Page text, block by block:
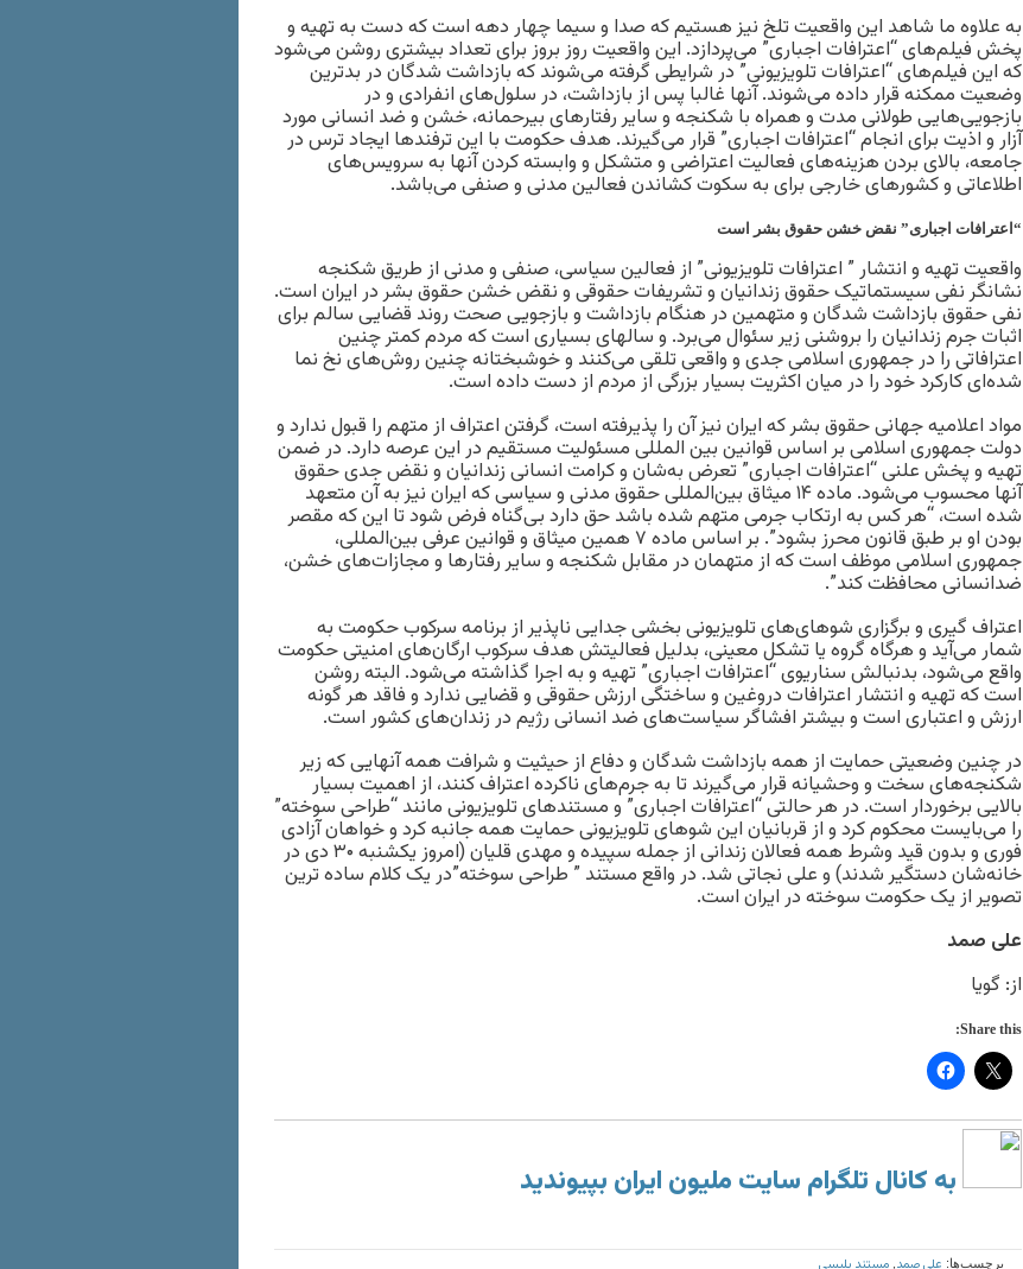
به علاوه ما شاهد این واقعیت تلخ نیز هستیم که صدا و سیما چهار دهه است که دست به تهیه و
پخش فیلم‌های “اعترافات اجباری” می‌پردازد. این واقعیت روز بروز برای تعداد بیشتری روشن می‌شود
که این فیلم‌های “اعترافات تلویزیونی” در شرایطی گرفته می‌شوند که بازداشت شدگان در بدترین
وضعیت ممکنه قرار داده می‌شوند. آنها غالبا پس از بازداشت، در سلول‌های انفرادی و در
بازجویی‌هایی طولانی مدت و همراه با شکنجه و سایر رفتارهای بیرحمانه، خشن و ضد انسانی مورد
آزار و اذیت برای انجام “اعترافات اجباری” قرار می‌گیرند. هدف حکومت با این ترفندها ایجاد ترس در
جامعه، بالای بردن هزینه‌های فعالیت اعتراضی و متشکل و وابسته کردن آنها به سرویس‌های
اطلاعاتی و کشورهای خارجی برای به سکوت کشاندن فعالین مدنی و صنفی می‌باشد.
“اعترافات اجباری” نقض خشن حقوق بشر است
واقعیت تهیه و انتشار ” اعترافات تلویزیونی” از فعالین سیاسی، صنفی و مدنی از طریق شکنجه
نشانگر نفی سیستماتیک حقوق زندانیان و تشریفات حقوقی و نقض خشن حقوق بشر در ایران است.
نفی حقوق بازداشت شدگان و متهمین در هنگام بازداشت و بازجویی صحت روند قضایی سالم برای
اثبات جرم زندانیان را بروشنی زیر سئوال می‌‌برد. و سالهای بسیاری است که مردم کمتر چنین
اعترافاتی را در جمهوری اسلامی جدی و واقعی تلقی می‌کنند و خوشبختانه چنین روش‌های نخ نما
شده‌ای کارکرد خود را در میان اکثریت بسیار بزرگی از مردم از دست داده است.
مواد اعلامیه جهانی حقوق بشر که ایران نیز آن را پذیرفته است، گرفتن اعتراف از متهم را قبول ندارد و
دولت جمهوری اسلامی بر اساس قوانین بین المللی مسئولیت مستقیم در این عرصه دارد. در ضمن
تهیه و پخش علنی “اعترافات اجباری” تعرض به‌شان و کرامت انسانی زندانیان و نقض جدی حقوق
آنها محسوب می‌شود. ماده ۱۴ میثاق بین‌المللی حقوق مدنی و سیاسی که ایران نیز به آن متعهد
شده است، “هر کس به ارتکاب جرمی متهم شده باشد حق دارد بی‌گناه فرض شود تا این که مقصر
بودن او بر طبق قانون محرز بشود”. بر اساس ماده ۷ همین میثاق و قوانین عرفی بین‌المللی،
جمهوری اسلامی موظف است که از متهمان در مقابل شکنجه و سایر رفتارها و مجازات‌های خشن،
ضدانسانی محافظت کند”.
اعتراف گیری و برگزاری شوهای‌های تلویزیونی بخشی جدایی ناپذیر از برنامه سرکوب حکومت به
شمار می‌آید و هرگاه گروه یا تشکل معینی، بدلیل فعالیتش هدف سرکوب ارگان‌های امنیتی حکومت
واقع می‌شود، بدنبالش سناریوی “اعترافات اجباری” تهیه و به اجرا گذاشته می‌شود. البته روشن
است که تهیه و انتشار اعترافات دروغین و ساختگی ارزش حقوقی و قضایی ندارد و فاقد هر گونه
ارزش و اعتباری است و بیشتر افشاگر سیاست‌های ضد انسانی رژیم در زندان‌های کشور است.
در چنین وضعیتی حمایت از همه بازداشت شدگان و دفاع از حیثیت و شرافت همه آنهایی که زیر
شکنجه‌های سخت و وحشیانه قرار می‌گیرند تا به جرم‌های ناکرده اعتراف کنند، از اهمیت بسیار
بالایی برخوردار است. در هر حالتی “اعترافات اجباری” و مستندهای تلویزیونی مانند “طراحی سوخته”
را می‌بایست محکوم کرد و از قربانیان این شوهای تلویزیونی حمایت همه جانبه کرد و خواهان آزادی
فوری و بدون قید وشرط همه فعالان زندانی از جمله سپیده و مهدی قلیان (امروز یکشنبه ۳۰ دی در
خانه‌شان دستگیر شدند) و علی نجاتی شد. در واقع مستند ” طراحی سوخته”در یک کلام ساده ‌ترین
تصویر از یک حکومت سوخته در ایران است.
علی صمد
از: گویا
Share this:
به کانال تلگرام سایت ملیون ایران بپیوندید
برچسب‌ها: علی صمد مستند پلیسی